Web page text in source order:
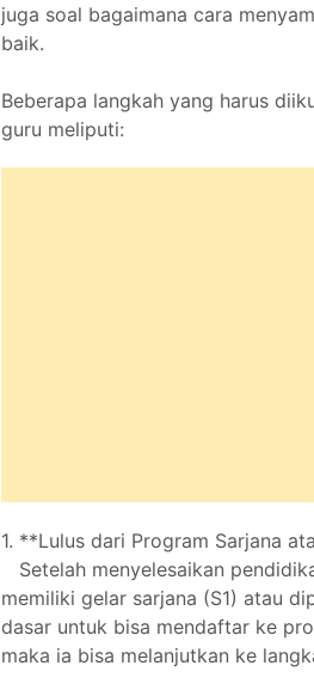
juga soal bagaimana cara
baik.
Beberapa langkah yang harus
guru meliputi:
1. **Lulus dari Program Sarjana
Setelah menyelesaikan
memiliki gelar sarjana (S1) atau
dasar untuk bisa mendaftar ke
maka ia bisa melanjutkan ke